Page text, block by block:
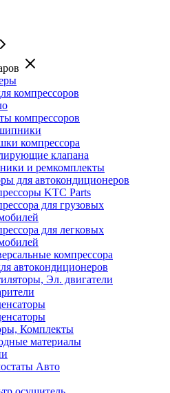
компрессоров
компрессоров
компрессора
клапана
и ремкомплекты
для автокондиционеров
KTC Parts
для грузовых
для легковых
компрессора
автокондиционеров
Эл. двигатели
Комплекты
материалы
Авто